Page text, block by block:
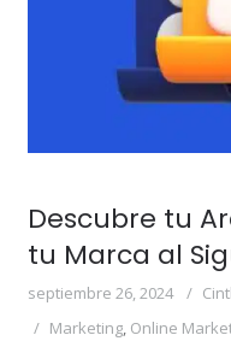
Descubre tu
tu Marca al
septiembre 26, 2024
Marketing, Online